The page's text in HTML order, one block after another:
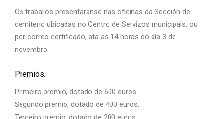
Os traballos presentaranse nas oficinas da Sección de
cemiterio ubicadas no Centro de Servizos municipais, ou
por correo certificado, ata as 14 horas do día 3 de
novembro.
Premios.
Primeiro premio, dotado de 600 euros.
Segundo premio, dotado de 400 euros.
Terceiro premio, dotado de 200 euros.